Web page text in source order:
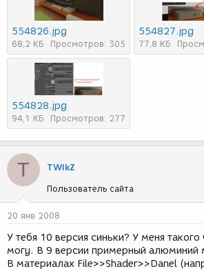
554826.jpg
68,2 КБ Просмотров: 305
554827.jpg
77,8 КБ
554828.jpg
94,1 КБ Просмотров: 277
T TWIkZ
Пользователь сайта
20 янв 2008
У тебя 10 версия синьки? У меня такого
могу. В 9 версии примерный алюминий
В материалах File>>Shader>>Danel